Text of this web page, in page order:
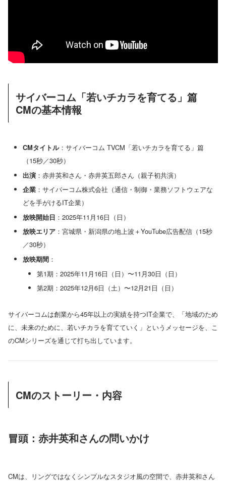
サイバーコム「若いチカラを育てる」篇
CMの基本情報
CMタイトル：サイバーコム TVCM「若いチカラを育てる」篇
（15秒／30秒）
出演：赤井英和さん・赤井英五郎さん（親子初共演）
企業：サイバーコム株式会社（通信・制御・業務ソフトウェアな
どを手がけるIT企業）
放映開始日 ：2025年11月16日（日）
放映エリア：宮城県・新潟県の地上波＋YouTube広告配信（15秒
／30秒）
放映期間：
第1期：2025年11月16日（日）〜11月30日（日）
第2期：2025年12月6日（土）〜12月21日（日）
サイバーコムは創業から45年以上の実績を持つIT企業で、「地域のため
に、未来のために、若いチカラを育てていく」というメッセージを、こ
のCMシリーズを通じて打ち出しています。
CMのストーリー・内容
冒頭：赤井英和さんの問いかけ
CMは、リングではなくシンプルなスタジオ風の空間で、赤井英和さん